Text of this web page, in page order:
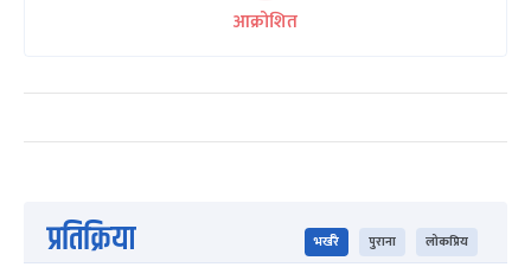
आक्रोशित
प्रतिक्रिया भर्खरै पुराना लोकप्रिय